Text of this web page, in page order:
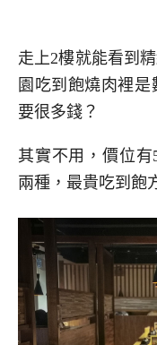
走上2樓就能看到
園吃到飽燒肉裡
要很多錢？
其實不用，價位有
兩種，最貴吃到飽